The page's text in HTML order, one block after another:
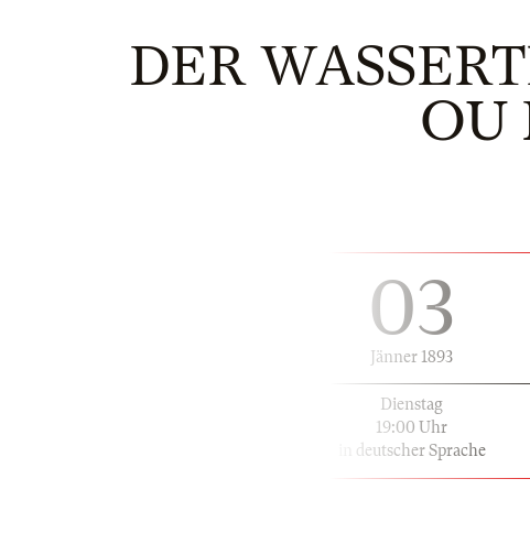
DER
OU
03
Jänner 1893
Dienstag
19:00 Uhr
in deutscher Sprache